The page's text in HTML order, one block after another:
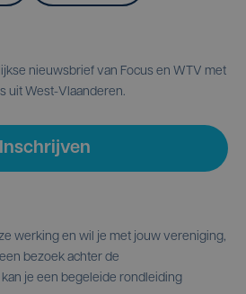
nieuwsbrief van Focus en WTV met
uit West-Vlaanderen.
Inschrijven
werking en wil je met jouw vereniging,
bezoek achter de
je een begeleide rondleiding